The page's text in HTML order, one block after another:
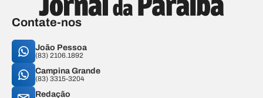
Contate-nos
João Pessoa
(83) 2106.1892
Campina Grande
(83) 3315-3204
Redação